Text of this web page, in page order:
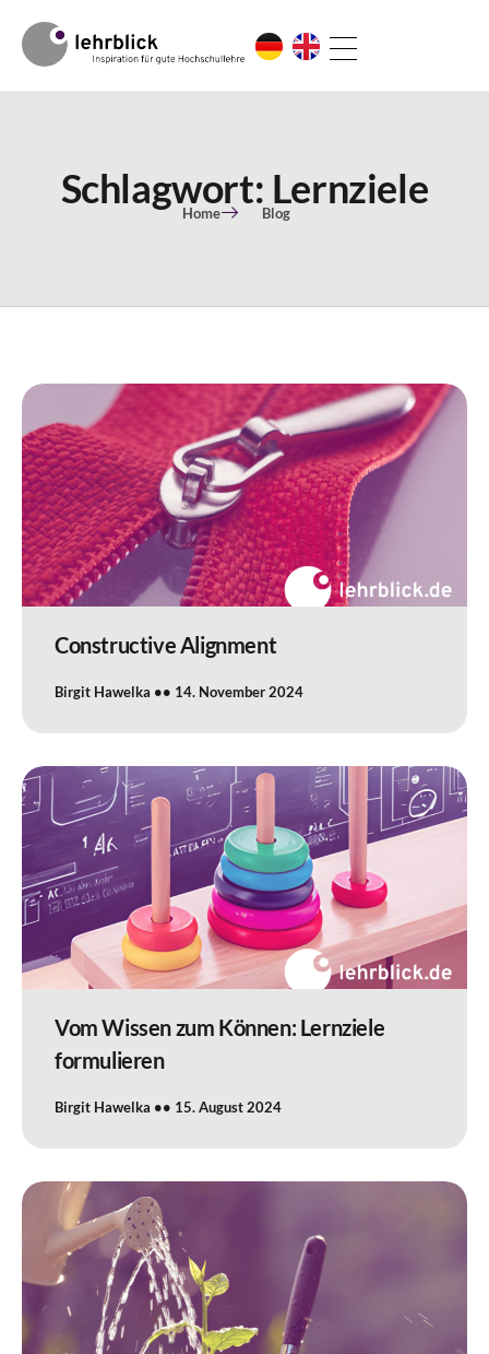
Schlagwort: Lernziele
Home Blog
Constructive Alignment
Birgit Hawelka 14. November 2024
Vom Wissen zum Können: Lernziele
formulieren
Birgit Hawelka 15. August 2024